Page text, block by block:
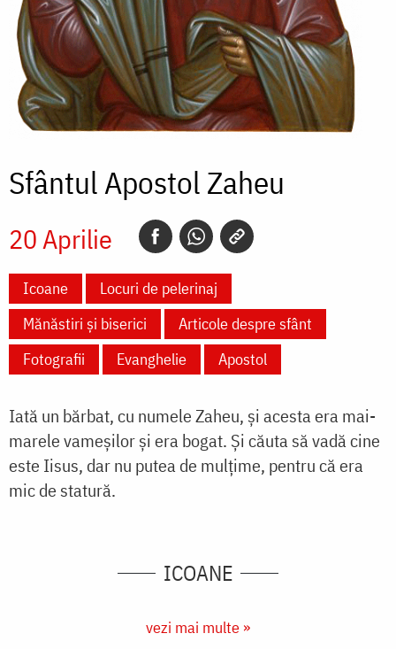
Sfântul Apostol Zaheu
20 Aprilie
Icoane
Locuri de pelerinaj
Mănăstiri și biserici
Articole despre sfânt
Fotografii
Evanghelie Apostol
Iată un bărbat, cu numele Zaheu, şi acesta era mai-
marele vameşilor şi era bogat. Şi căuta să vadă cine
este Iisus, dar nu putea de mulţime, pentru că era
mic de statură.
ICOANE
vezi mai multe »